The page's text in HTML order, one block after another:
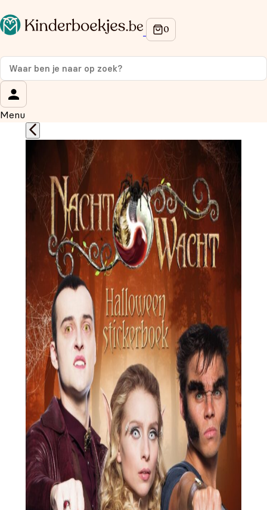
Menu
Op de hoogte blijven van onze acties?
Meld je aan voor onze nieuwsbrief en ontvang
korting
Wat is je voornaam?
Wat is je e-mailadres?*
Aanmelden
We gebruiken je gegevens om contact op te nemen, in
overeenstemming met onsprivacybeleid.